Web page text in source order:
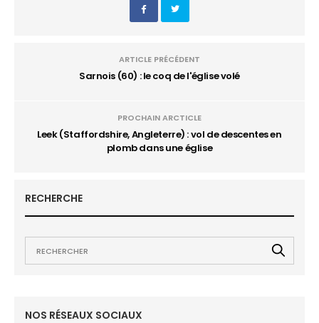
ARTICLE PRÉCÉDENT
Sarnois (60) : le coq de l'église volé
PROCHAIN ARCTICLE
Leek (Staffordshire, Angleterre) : vol de descentes en
plomb dans une église
RECHERCHE
NOS RÉSEAUX SOCIAUX